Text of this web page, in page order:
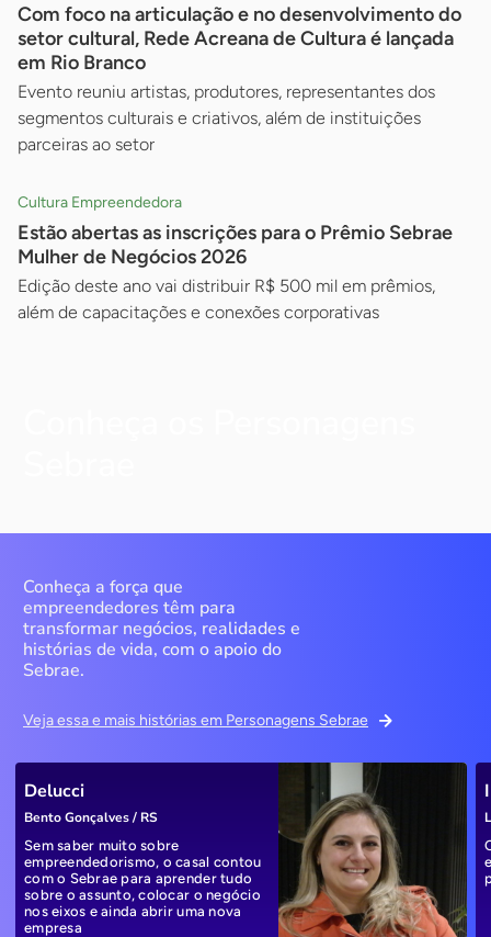
Com foco na articulação e no desenvolvimento do
setor cultural, Rede Acreana de Cultura é lançada
em Rio Branco
Evento reuniu artistas, produtores, representantes dos
segmentos culturais e criativos, além de instituições
parceiras ao setor
Cultura Empreendedora
Estão abertas as inscrições para o Prêmio Sebrae
Mulher de Negócios 2026
Edição deste ano vai distribuir R$ 500 mil em prêmios,
além de capacitações e conexões corporativas
Conheça a força que
empreendedores têm para
transformar negócios, realidades e
histórias de vida, com o apoio do
Sebrae.
Veja essa e mais histórias em Personagens Sebrae
Delucci
Bento Gonçalves / RS
Sem saber muito sobre
empreendedorismo, o casal contou
com o Sebrae para aprender tudo
sobre o assunto, colocar o negócio
nos eixos e ainda abrir uma nova
empresa